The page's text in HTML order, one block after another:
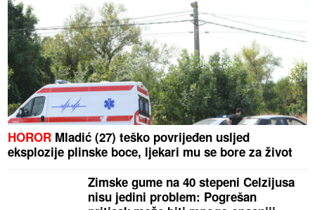
HOROR Mladić (27) teško povrijeđen usljed
eksplozije plinske boce, ljekari mu se bore za život
Zimske gume na 40 stepeni Celzijusa
nisu jedini problem: Pogrešan